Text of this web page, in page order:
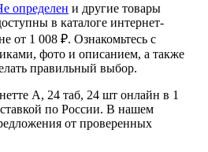
определен и другие товары
в каталоге интернет-
от 1 008 ₽. Ознакомьтесь с
фото и описанием, а также
правильный выбор.
А, 24 таб, 24 шт онлайн в 1
по России. В нашем
от проверенных